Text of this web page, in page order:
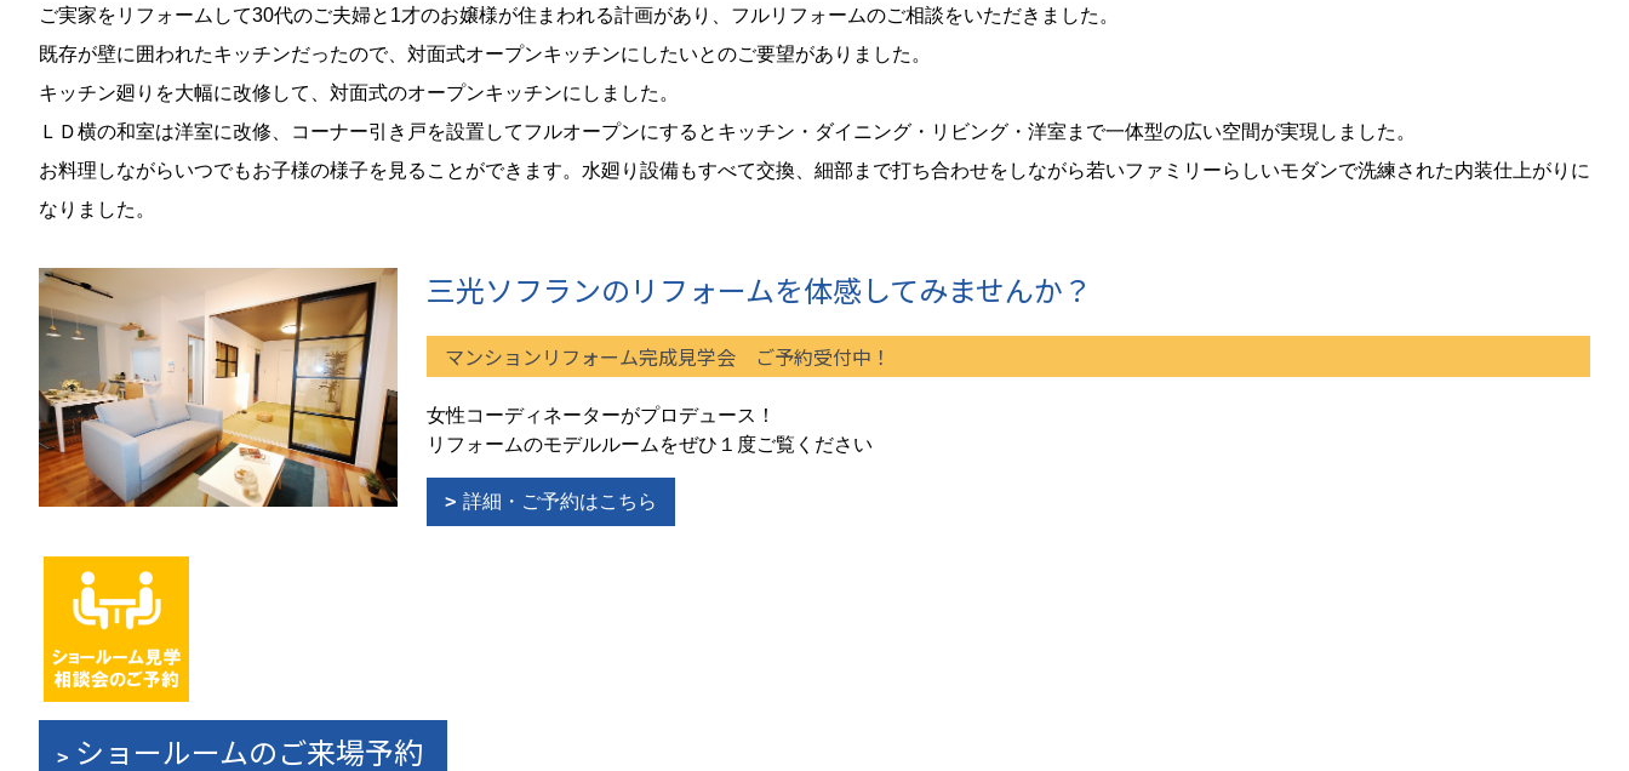
ご実家をリフォームして30代のご夫婦と1才のお嬢様が住まわれる計画があり、フルリフォームのご相談をいただきました。
既存が壁に囲われたキッチンだったので、対面式オープンキッチンにしたいとのご要望がありました。
キッチン廻りを大幅に改修して、対面式のオープンキッチンにしました。
ＬＤ横の和室は洋室に改修、コーナー引き戸を設置してフルオープンにするとキッチン・ダイニング・リビング・洋室まで一体型の広い空間が実現しました。
お料理しながらいつでもお子様の様子を見ることができます。水廻り設備もすべて交換、細部まで打ち合わせをしながら若いファミリーらしいモダンで洗練された内装仕上がりに
なりました。
三光ソフランのリフォームを体感してみませんか？
マンションリフォーム完成見学会 ご予約受付中！
女性コーディネーターがプロデュース！
リフォームのモデルルームをぜひ１度ご覧ください
詳細・ご予約はこちら
ショールームのご来場予約